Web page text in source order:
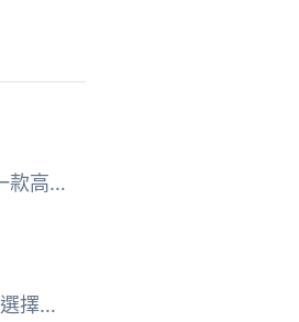
Post Duplicator 是一款高效的 WordPress 外掛，能夠輕鬆複製...
這款外掛讓小工具的選擇變得更加容易。啟用此外掛後，我們可...